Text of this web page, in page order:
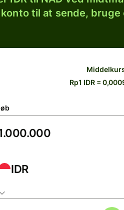
til at sende,
Rp1 IDR =
IDR